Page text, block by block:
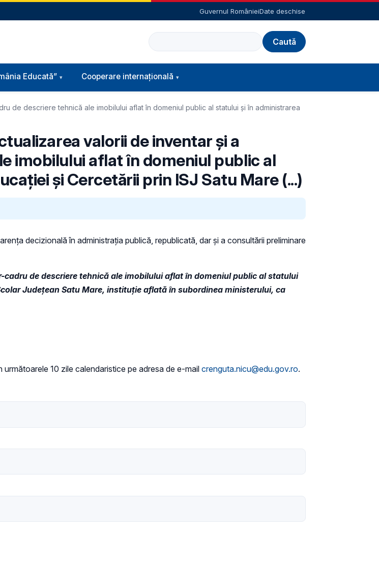
Guvernul RomânieiDate deschise
Caută
Educată” Cooperare internațională
de descriere tehnică ale imobilului aflat în domeniul public al statului și în administrarea
valorii de inventar și a
imobilului aflat în domeniul public al
și Cercetării prin ISJ Satu Mare (...)
decizională în administraţia publică, republicată, dar și a consultării preliminare
de descriere tehnică ale imobilului aflat în domeniul public al statului
Județean Satu Mare, instituție aflată în subordinea ministerului, ca
10 zile calendaristice pe adresa de e-mail crenguta.nicu@edu.gov.ro.